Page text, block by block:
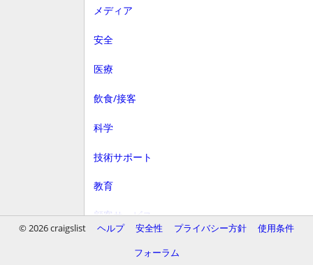
メディア
安全
医療
飲食/接客
科学
技術サポート
教育
顧客サービス
© 2026 craigslist ヘルプ 安全性 プライバシー方針
使用条件
フォーラム